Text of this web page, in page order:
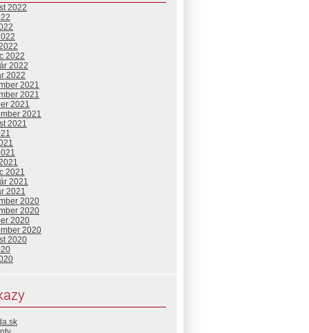
2022
2022
2022
2022
2021
2021
2021
2021
2021
2021
2021
2021
2020
2020
2020
2020
2020